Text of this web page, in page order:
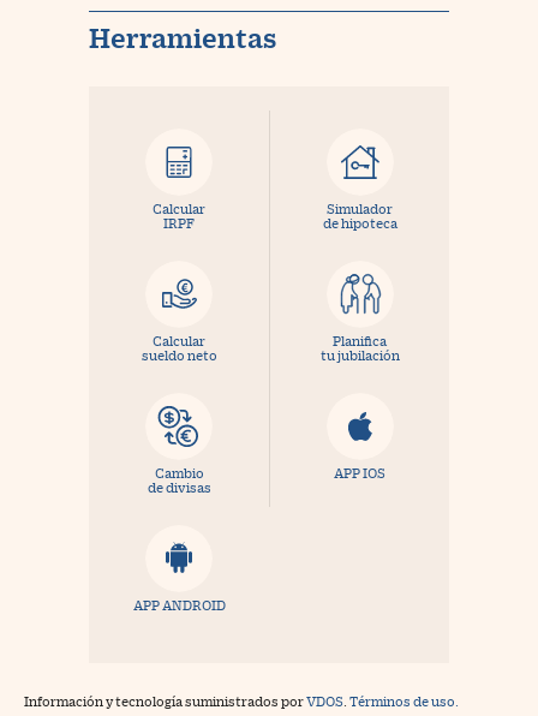
Herramientas
Calcular
IRPF
Simulador
de hipoteca
Calcular
sueldo neto
Planifica
tu jubilación
Cambio
de divisas
APP IOS
APP ANDROID
Información y tecnología suministrados porVDOS Términos de uso.